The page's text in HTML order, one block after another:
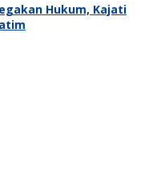
Hukum, Kajati